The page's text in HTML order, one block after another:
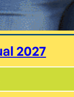
2027